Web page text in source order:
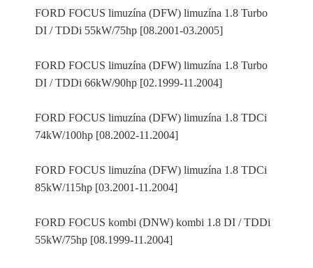
FORD FOCUS limuzína (DFW) limuzína 1.8 Turbo
DI / TDDi 55kW/75hp [08.2001-03.2005]
FORD FOCUS limuzína (DFW) limuzína 1.8 Turbo
DI / TDDi 66kW/90hp [02.1999-11.2004]
FORD FOCUS limuzína (DFW) limuzína 1.8 TDCi
74kW/100hp [08.2002-11.2004]
FORD FOCUS limuzína (DFW) limuzína 1.8 TDCi
85kW/115hp [03.2001-11.2004]
FORD FOCUS kombi (DNW) kombi 1.8 DI / TDDi
55kW/75hp [08.1999-11.2004]